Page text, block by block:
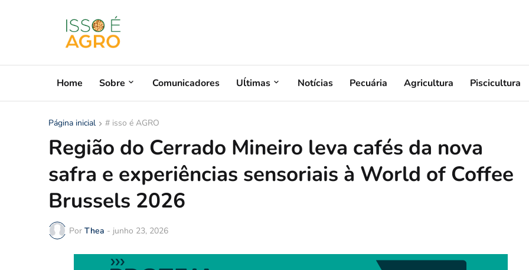
Home Sobre Comunicadores Uĺtimas Notícias Pecuária Agricultura Piscicultura
Página inicial # isso é AGRO
Região do Cerrado Mineiro leva cafés da nova
safra e experiências sensoriais à World of Coffee
Brussels 2026
Por Thea - junho 23, 2026